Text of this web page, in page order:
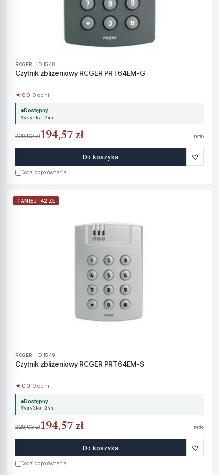
ROGER · ID 1548
Czytnik zbliżeniowy ROGER PRT64EM-G
★ 0.0· 0 opinii
Dostępny
Wysyłka 24h
228,90 zł194,57 zł netto
Do koszyka ♡
Dodaj do porównania
TANIEJ -42 ZŁ
ROGER · ID 1549
Czytnik zbliżeniowy ROGER PRT64EM-S
★ 0.0· 0 opinii
Dostępny
Wysyłka 24h
228,90 zł194,57 zł netto
Do koszyka ♡
Dodaj do porównania